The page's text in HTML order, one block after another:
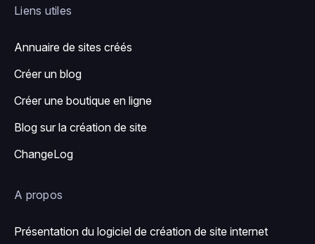
Liens utiles
Annuaire de sites créés
Créer un blog
Créer une boutique en ligne
Blog sur la création de site
ChangeLog
A propos
Présentation du logiciel de création de site internet